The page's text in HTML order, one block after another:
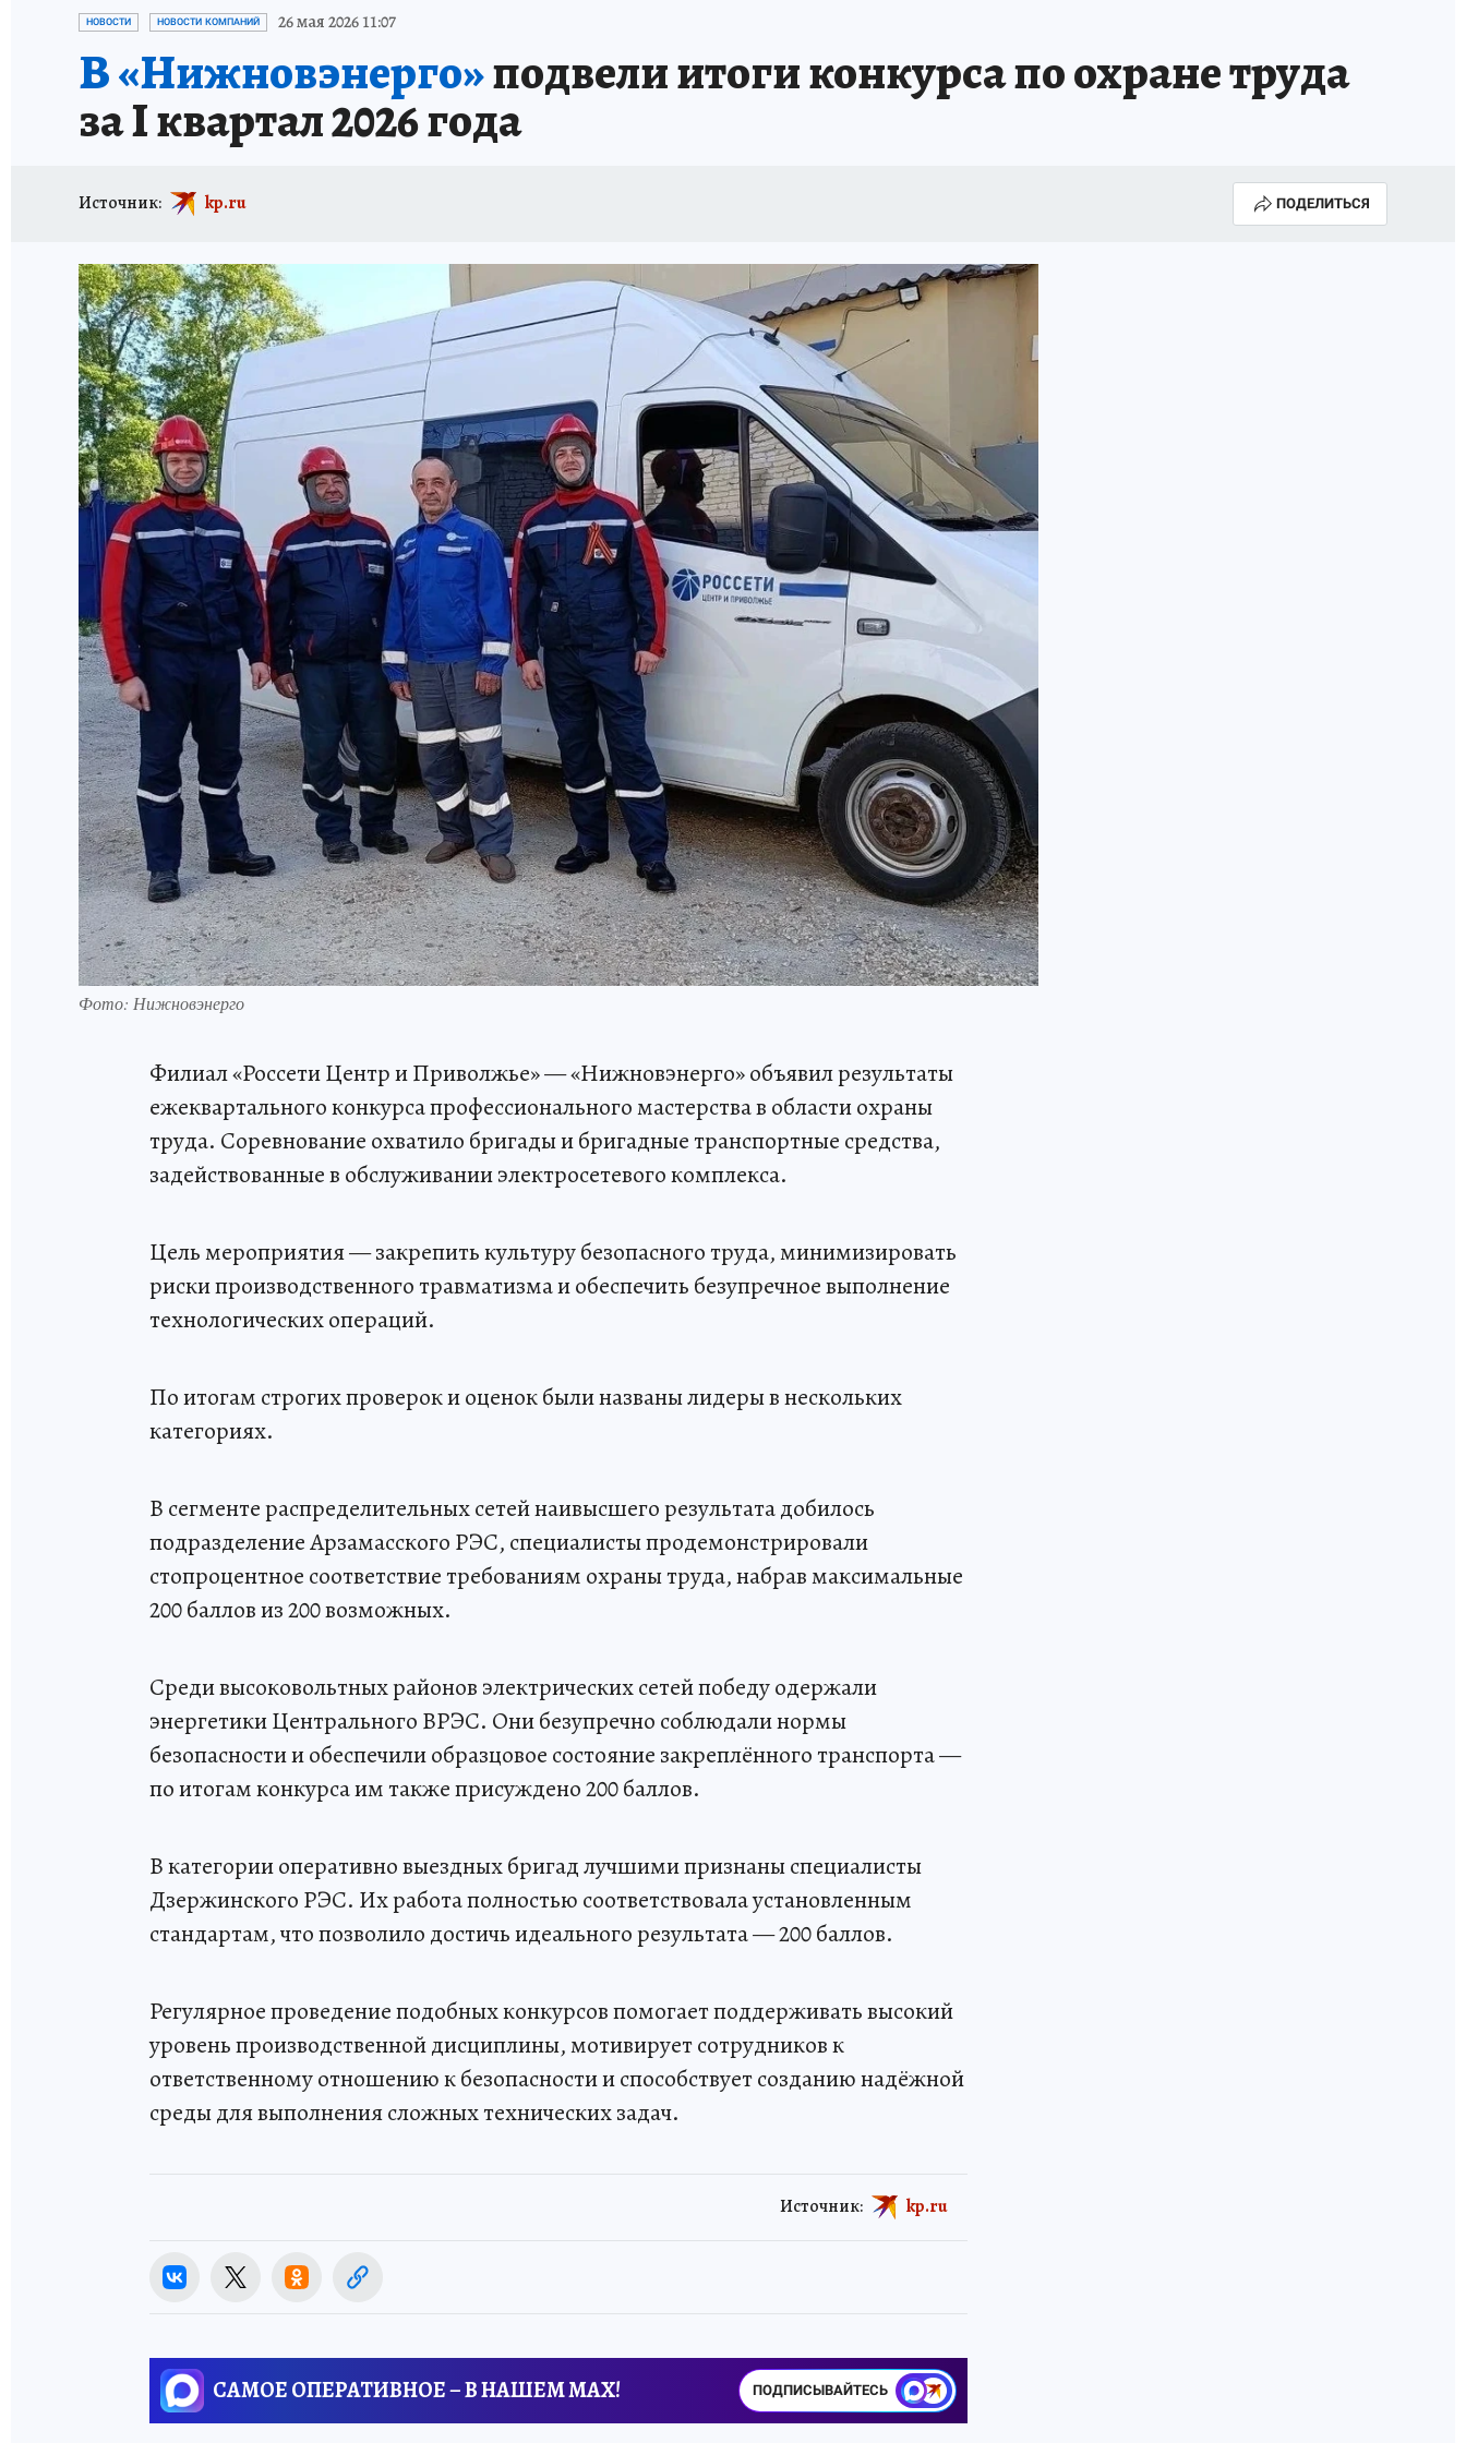
ИСПЫТАНО НА СЕБЕ
НОВОСТИ НОВОСТИ КОМПАНИЙ 26 мая 2026 11:07
В «Нижновэнерго»подвели итоги конкурса по охране труда
за I квартал 2026 года
Источник: kp.ru ПОДЕЛИТЬСЯ
Фото: Нижновэнерго
Филиал «Россети Центр и Приволжье» — «Нижновэнерго» объявил результаты
ежеквартального конкурса профессионального мастерства в области охраны
труда. Соревнование охватило бригады и бригадные транспортные средства,
задействованные в обслуживании электросетевого комплекса.
Цель мероприятия — закрепить культуру безопасного труда, минимизировать
риски производственного травматизма и обеспечить безупречное выполнение
технологических операций.
По итогам строгих проверок и оценок были названы лидеры в нескольких
категориях.
В сегменте распределительных сетей наивысшего результата добилось
подразделение Арзамасского РЭС, специалисты продемонстрировали
стопроцентное соответствие требованиям охраны труда, набрав максимальные
200 баллов из 200 возможных.
Среди высоковольтных районов электрических сетей победу одержали
энергетики Центрального ВРЭС. Они безупречно соблюдали нормы
безопасности и обеспечили образцовое состояние закреплённого транспорта —
по итогам конкурса им также присуждено 200 баллов.
В категории оперативно выездных бригад лучшими признаны специалисты
Дзержинского РЭС. Их работа полностью соответствовала установленным
стандартам, что позволило достичь идеального результата — 200 баллов.
Регулярное проведение подобных конкурсов помогает поддерживать высокий
уровень производственной дисциплины, мотивирует сотрудников к
ответственному отношению к безопасности и способствует созданию надёжной
среды для выполнения сложных технических задач.
Источник: kp.ru
САМОЕ ОПЕРАТИВНОЕ – В НАШЕМ MAX! ПОДПИСЫВАЙТЕСЬ